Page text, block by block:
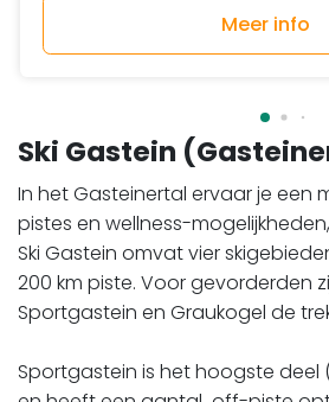
Meer info
Ski Gastein
In het Gasteinertal ervaar je een
pistes en wellness-
Ski Gastein omvat vier
200 km piste. Voor gevorderden
Sportgastein en Graukogel de
Sportgastein is het hoogste deel